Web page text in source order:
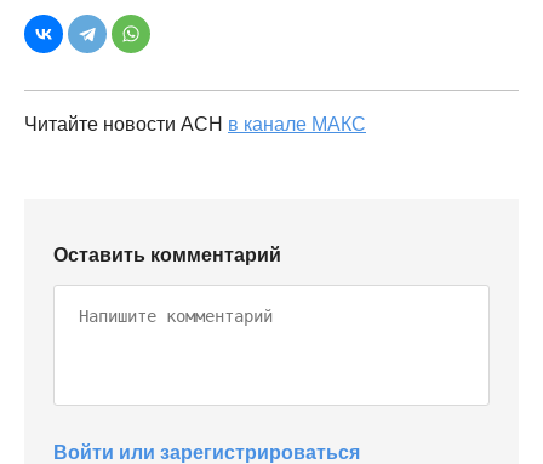
Читайте новости АСН в канале МАКС
Оставить комментарий
Войти или зарегистрироваться